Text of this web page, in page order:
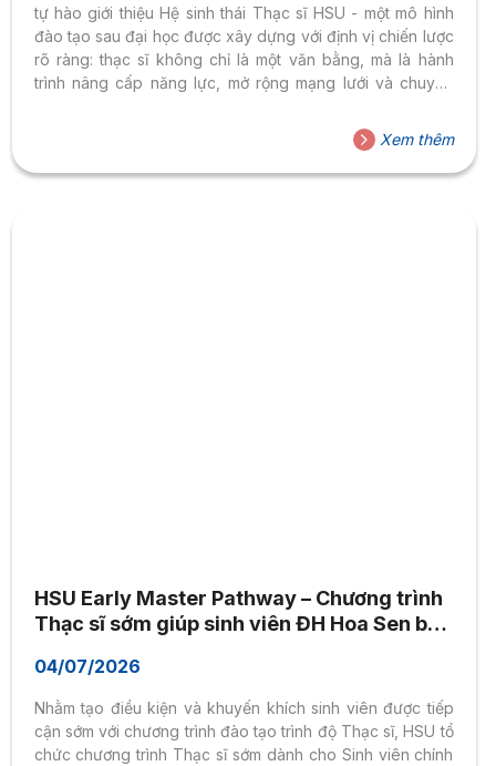
tự hào giới thiệu Hệ sinh thái Thạc sĩ HSU - một mô hình
đào tạo sau đại học được xây dựng với định vị chiến lược
rõ ràng: thạc sĩ không chỉ là một văn bằng, mà là hành
trình nâng cấp năng lực, mở rộng mạng lưới và chuyển
Xem thêm
HSU Early Master Pathway – Chương trình
Thạc sĩ sớm giúp sinh viên ĐH Hoa Sen bứt
04/07/2026
Nhằm tạo điều kiện và khuyến khích sinh viên được tiếp
cận sớm với chương trình đào tạo trình độ Thạc sĩ, HSU tổ
chức chương trình Thạc sĩ sớm dành cho Sinh viên chính